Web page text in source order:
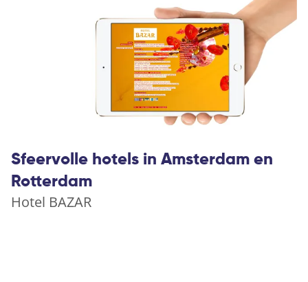
Sfeervolle hotels in Amsterdam en
Rotterdam
Hotel BAZAR